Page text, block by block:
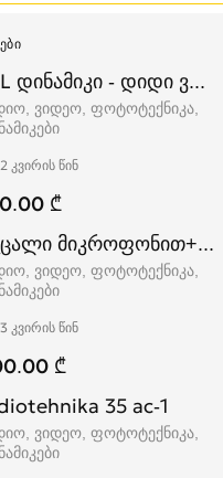
დინამიკი - დიდი
ვიდეო, ფოტოტექნიკა,
2 კვირის წინ
₾
ვიდეო, ფოტოტექნიკა,
3 კვირის წინ
₾
35 ac-1
ვიდეო, ფოტოტექნიკა,